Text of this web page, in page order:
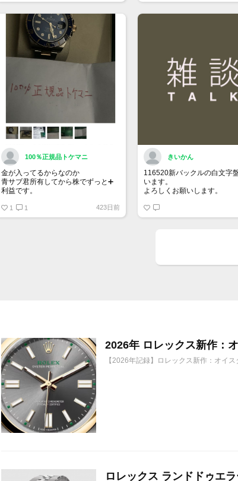
トップページでお気に入り登録がで
詳しくはマイページ＞お知らせをご
確認ください。
100％正規品トケマニ
金が入ってるからなのか
青サブ君所有してから株でずっと➕
利益です。
銘柄番号7932 ニッピ
1 1 423日前
きいかん
116520新バックルの白文字
います。
よろしくお願いします。
2026年 ロレックス新作：
【2026年記録】ロレックス新作：オイ
ロレックス ランドドゥエ